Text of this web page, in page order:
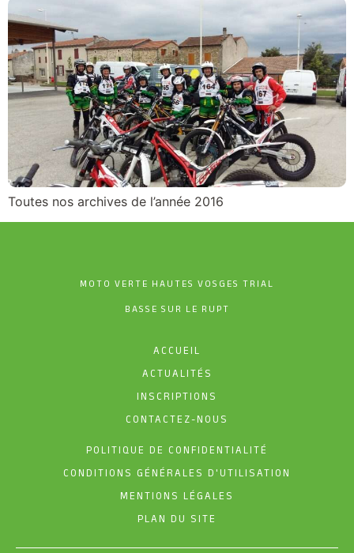
Toutes nos archives de l’année 2016
MOTO VERTE HAUTES VOSGES TRIAL
BASSE SUR LE RUPT
ACCUEIL
ACTUALITÉS
INSCRIPTIONS
CONTACTEZ-NOUS
POLITIQUE DE CONFIDENTIALITÉ
CONDITIONS GÉNÉRALES D'UTILISATION
MENTIONS LÉGALES
PLAN DU SITE